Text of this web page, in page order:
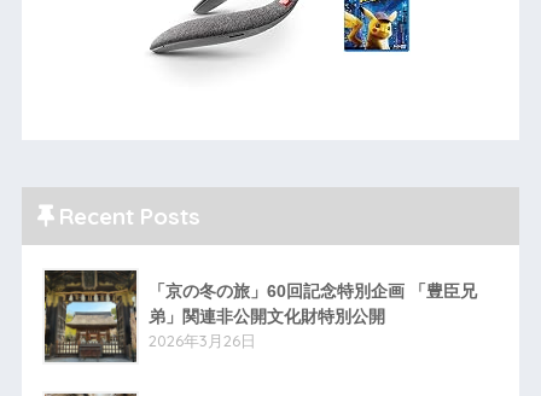
Recent Posts
「京の冬の旅」60回記念特別企画 「豊臣兄
弟」関連非公開文化財特別公開
2026年3月26日